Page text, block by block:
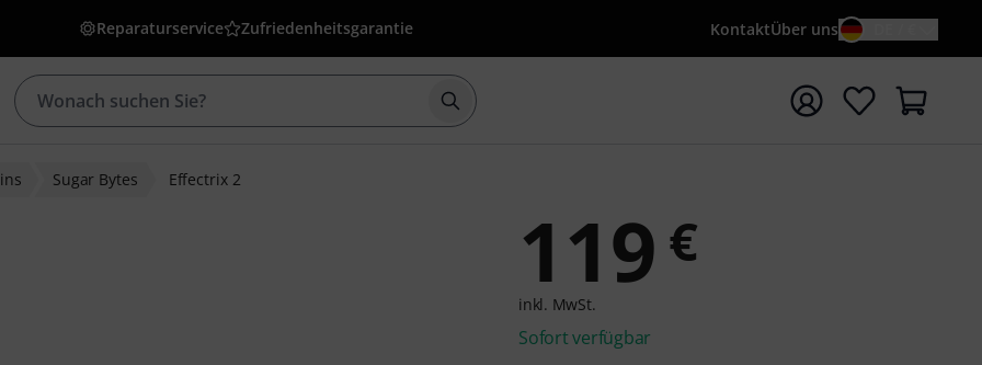
Reparaturservice Zufriedenheitsgarantie KontaktÜber uns
Suche mit Suchwort {searchTerm} starten
Sugar Bytes Effectrix 2
119 €
inkl. MwSt.
Sofort verfügbar